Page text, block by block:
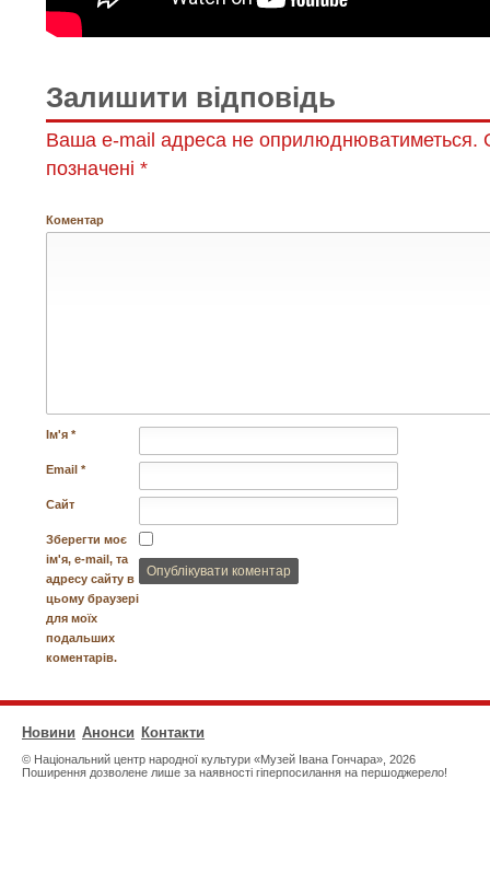
Залишити відповідь
Ваша e-mail адреса не оприлюднюватиметься.
позначені *
Коментар
Ім'я *
Email *
Сайт
Зберегти моє
ім'я, e-mail, та
адресу сайту в
цьому браузері
для моїх
подальших
коментарів.
© Національний центр народної культури «Музей Івана Гончара», 2026
Поширення дозволене лише за наявності гіперпосилання на першоджерело!
Новини Анонси Контакти